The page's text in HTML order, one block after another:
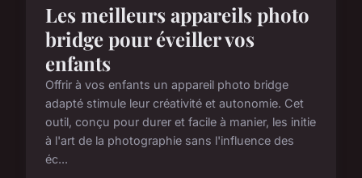
Les meilleurs appareils photo
bridge pour éveiller vos
enfants
Offrir à vos enfants un appareil photo bridge
adapté stimule leur créativité et autonomie. Cet
outil, conçu pour durer et facile à manier, les initie
à l'art de la photographie sans l'influence des
éc...